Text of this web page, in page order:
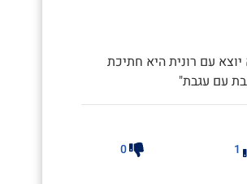
יוצא עם רונית היא חתיכת
עם עגבת"
1
0